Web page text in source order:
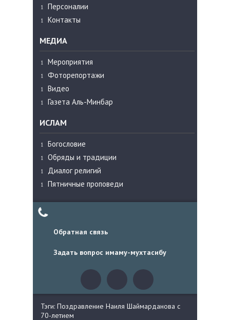
Персоналии
Контакты
МЕДИА
Мероприятия
Фоторепортажи
Видео
Газета Аль-Минбар
ИСЛАМ
Богословие
Обряды и традиции
Диалог религий
Пятничные проповеди
Обратная связь
Задать вопрос имаму-мухтасибу
Тэги: Поздравление Наиля Шаймарданова с
70-летием